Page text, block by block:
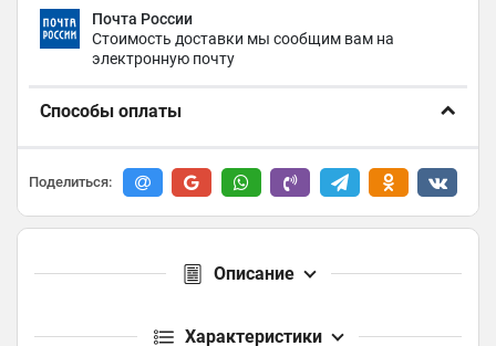
Почта России
Стоимость доставки мы сообщим вам на
электронную почту
Способы оплаты
Поделиться:
Описание
Характеристики